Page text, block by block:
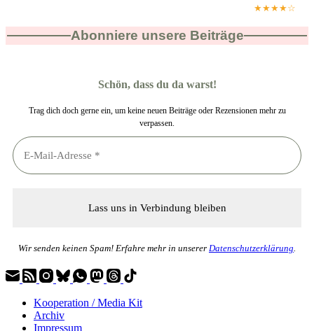
★★★★☆
Abonniere unsere Beiträge
Schön, dass du da warst!
Trag dich doch gerne ein, um keine neuen Beiträge oder Rezensionen mehr zu
verpassen.
Wir senden keinen Spam! Erfahre mehr in unserer Datenschutzerklärung.
Kooperation / Media Kit
Archiv
Impressum